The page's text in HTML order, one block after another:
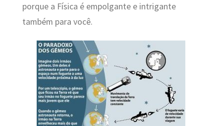
porque a Física é empolgante e intrigante
também para você.